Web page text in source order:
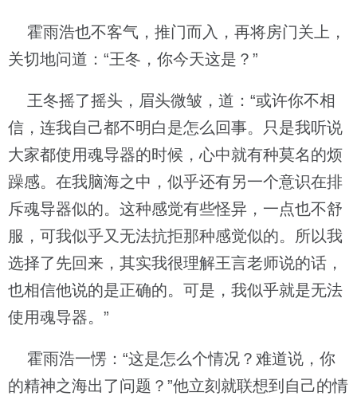
霍雨浩也不客气，推门而入，再将房门关上，
关切地问道：“王冬，你今天这是？”
王冬摇了摇头，眉头微皱，道：“或许你不相
信，连我自己都不明白是怎么回事。只是我听说
大家都使用魂导器的时候，心中就有种莫名的烦
躁感。在我脑海之中，似乎还有另一个意识在排
斥魂导器似的。这种感觉有些怪异，一点也不舒
服，可我似乎又无法抗拒那种感觉似的。所以我
选择了先回来，其实我很理解王言老师说的话，
也相信他说的是正确的。可是，我似乎就是无法
使用魂导器。”
霍雨浩一愣：“这是怎么个情况？难道说，你
的精神之海出了问题？”他立刻就联想到自己的情